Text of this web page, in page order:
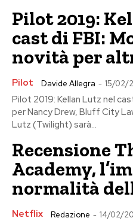
Pilot 2019:
cast di FBI:
novità per
Pilot Davide Allegra - 15/02/
Pilot 2019: Kellan Lutz nel
per Nancy Drew, Bluff City
Lutz (Twilight) sarà...
Recensione
Academy,
normalità
Netflix Redazione - 14/02/